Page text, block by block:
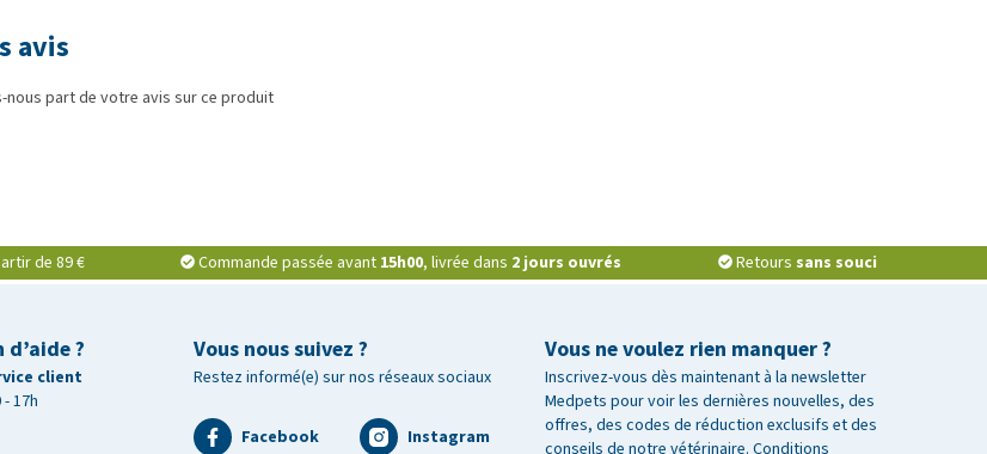
avis
nous part de votre avis sur ce produit
de 89 € Commande passée avant 15h00, livrée dans 2 jours ouvrés Retours sans souci
d’aide ?
client
17h
Vous ne voulez rien manquer ?
Inscrivez-vous dès maintenant à la newsletter
Medpets pour voir les dernières nouvelles, des
offres, des codes de réduction exclusifs et des
conseils de notre vétérinaire. Conditions
Vous nous suivez ?
Restez informé(e) sur nos réseaux sociaux
Facebook Instagram